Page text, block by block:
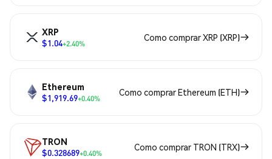
XRP
$1.04+2.40%
Como comprar XRP (XRP)
Ethereum
$1,919.69+0.40%
Como comprar Ethereum (ETH)
TRON
$0.328689+0.40%
Como comprar TRON (TRX)